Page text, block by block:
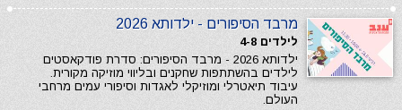
מרבד הסיפורים - ילדותא 2026
לילדים 4-8
ילדותא 2026 - מרבד הסיפורים: סדרת פודקאסטים
לילדים בהשתתפות שחקנים ובליווי מוזיקה מקורית.
עיבוד תיאטרלי ומוזיקלי לאגדות וסיפורי עמים מרחבי
העולם.